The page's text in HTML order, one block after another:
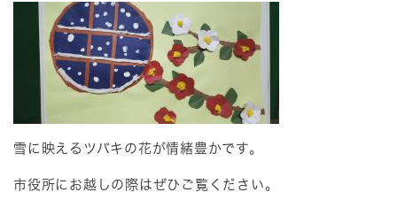
雪に映えるツバキの花が情緒豊かです。
市役所にお越しの際はぜひご覧ください。